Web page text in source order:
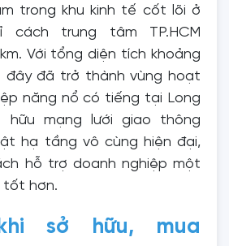
trong khu kinh tế cốt lõi ở
cách trung tâm TP.HCM
Với tổng diện tích khoảng
đây đã trở thành vùng hoạt
năng nổ có tiếng tại Long
hữu mạng lưới giao thông
hạ tầng vô cùng hiện đại,
hỗ trợ doanh nghiệp một
tốt hơn.
sở hữu, mua